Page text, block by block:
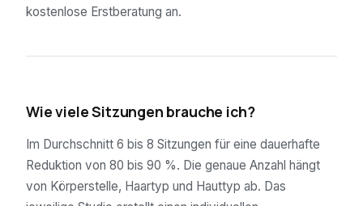
kostenlose Erstberatung an.
Wie viele Sitzungen brauche ich?
Im Durchschnitt 6 bis 8 Sitzungen für eine dauerhafte
Reduktion von 80 bis 90 %. Die genaue Anzahl hängt
von Körperstelle, Haartyp und Hauttyp ab. Das